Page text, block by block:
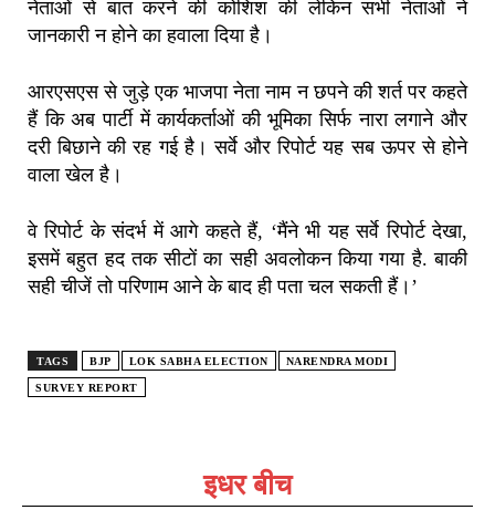
इधर बीच
नेताओं से बात करने की कोशिश की लेकिन सभी नेताओं ने
जानकारी न होने का हवाला दिया है।
आरएसएस से जुड़े एक भाजपा नेता नाम न छपने की शर्त पर कहते
हैं कि अब पार्टी में कार्यकर्ताओं की भूमिका सिर्फ नारा लगाने और
दरी बिछाने की रह गई है। सर्वे और रिपोर्ट यह सब ऊपर से होने
वाला खेल है।
वे रिपोर्ट के संदर्भ में आगे कहते हैं, ‘मैंने भी यह सर्वे रिपोर्ट देखा,
इसमें बहुत हद तक सीटों का सही अवलोकन किया गया है. बाकी
सही चीजें तो परिणाम आने के बाद ही पता चल सकती हैं।’
TAGS BJP LOK SABHA ELECTION NARENDRA MODI
SURVEY REPORT